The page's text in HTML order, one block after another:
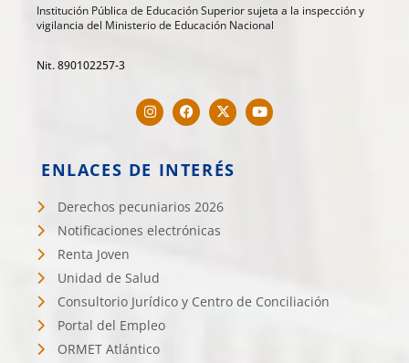
Institución Pública de Educación Superior sujeta a la inspección y
vigilancia del Ministerio de Educación Nacional
Nit. 890102257-3
ENLACES DE INTERÉS
Derechos pecuniarios 2026
Notificaciones electrónicas
Renta Joven
Unidad de Salud
Consultorio Jurídico y Centro de Conciliación
Portal del Empleo
ORMET Atlántico